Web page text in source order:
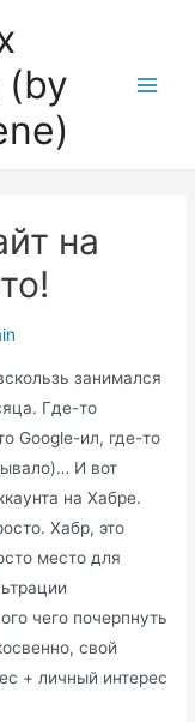
(by
на
занимался
Где-то
Google-ил, где-то
И вот
на Хабре.
Хабр, это
место для
чего почерпнуть
свой
+ личный интерес